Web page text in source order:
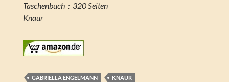
Taschenbuch ‏ : ‎ 320 Seiten
Knaur
GABRIELLA ENGELMANN KNAUR